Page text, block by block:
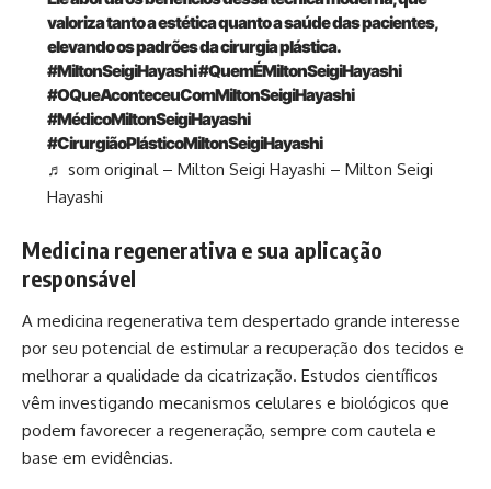
valoriza tanto a estética quanto a saúde das pacientes,
elevando os padrões da cirurgia plástica.
#MiltonSeigiHayashi#QuemÉMiltonSeigiHayashi
#OQueAconteceuComMiltonSeigiHayashi
#MédicoMiltonSeigiHayashi
#CirurgiãoPlásticoMiltonSeigiHayashi
♬ som original – Milton Seigi Hayashi – Milton Seigi
Hayashi
Medicina regenerativa e sua aplicação
responsável
A medicina regenerativa tem despertado grande interesse
por seu potencial de estimular a recuperação dos tecidos e
melhorar a qualidade da cicatrização. Estudos científicos
vêm investigando mecanismos celulares e biológicos que
podem favorecer a regeneração, sempre com cautela e
base em evidências.